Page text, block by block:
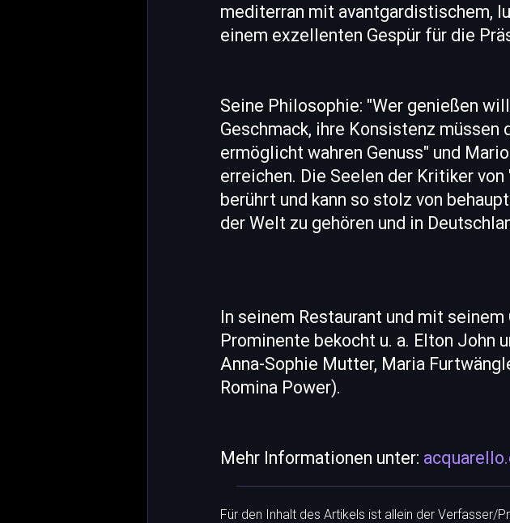
mediterran mit avantgardistischem,
einem exzellenten Gespür für die
Seine Philosophie: "Wer genießen
Geschmack, ihre Konsistenz müssen
ermöglicht wahren Genuss" und
erreichen. Die Seelen der Kritiker
berührt und kann so stolz von
der Welt zu gehören und in
In seinem Restaurant und mit
Prominente bekocht u. a. Elton John
Anna-Sophie Mutter, Maria
Romina Power).
Mehr Informationen unter:
Für den Inhalt des Artikels ist allein der